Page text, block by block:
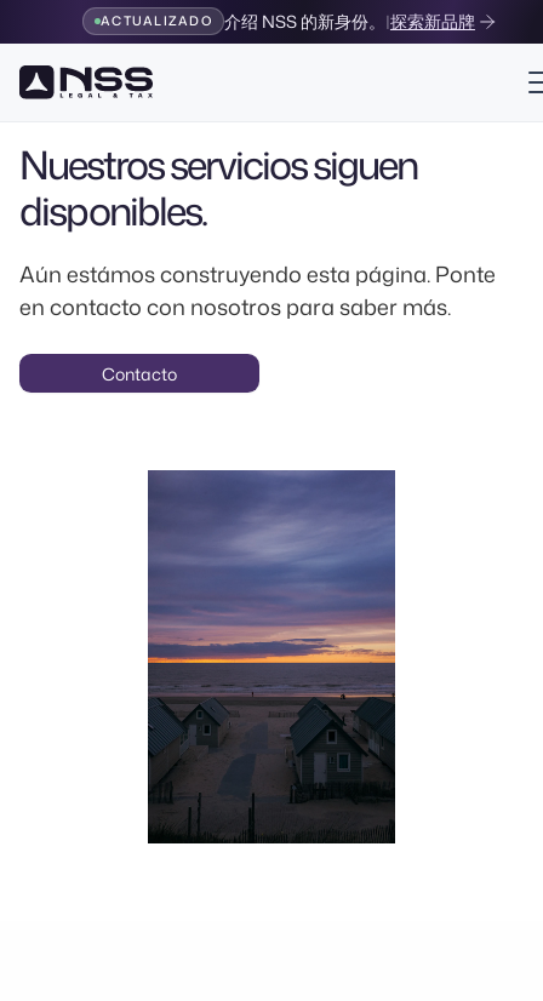
ACTUALIZADO 介绍 NSS 的新身份。 |探索新品牌
Página en Construcción
Nuestros servicios siguen
disponibles.
Aún estámos construyendo esta página. Ponte
en contacto con nosotros para saber más.
Contacto